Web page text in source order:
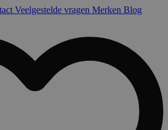
Veelgestelde vragen Merken Blog